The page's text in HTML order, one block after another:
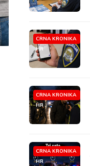
CRNA KRONIKA
HR
CRNA KRONIKA
HR
CRNA KRONIKA
HR